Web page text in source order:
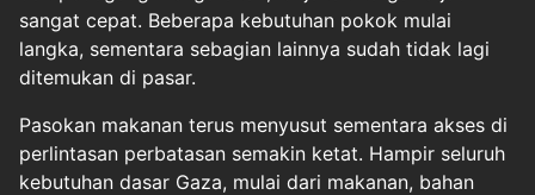
sangat cepat. Beberapa kebutuhan pokok mulai
langka, sementara sebagian lainnya sudah tidak lagi
ditemukan di pasar.
Pasokan makanan terus menyusut sementara akses di
perlintasan perbatasan semakin ketat. Hampir seluruh
kebutuhan dasar Gaza, mulai dari makanan, bahan